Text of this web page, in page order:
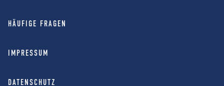
HÄUFIGE FRAGEN
IMPRESSUM
DATENSCHUTZ